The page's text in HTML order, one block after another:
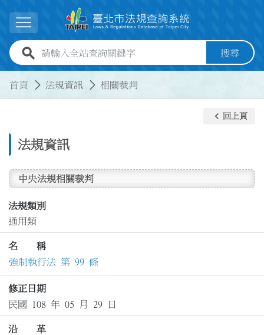
展開選單
全站查詢關鍵字欄位 搜尋
首頁 法規資訊 相關裁判
法規資訊
keyboard_arrow_left 回上頁
中央法規相關裁判
法規類別
通用類
名 稱
強制執行法 第 99 條
修正日期
民國 108 年 05 月 29 日
沿 革